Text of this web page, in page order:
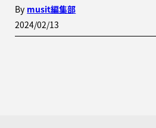
By musit編集部
2024/02/13